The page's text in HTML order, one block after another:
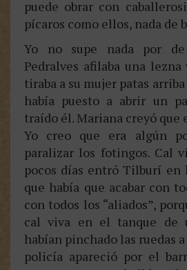
puede obrar con
pícaros como ellos, nada de
Yo no supe nada por
Pedralves afilaba una
tiraba a su mujer patas
había puesto a abrir un
traído él. Mariana creyó que
Yo creo que era algún
paralizar los fotingos. Cal
pocos días entró Tilburí en
que había que acabar con
con todos los “aliados”,
cal viva en el tanque de
habían pinchado las ruedas
policía apareció por el